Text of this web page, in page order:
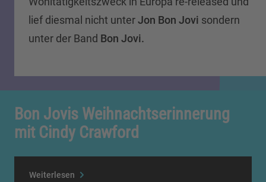
lief diesmal nicht unterJon Bon Jovi sondern
unter der Band Bon Jovi.
Bon Jovis Weihnachtserinnerung
mit Cindy Crawford
Weiterlesen